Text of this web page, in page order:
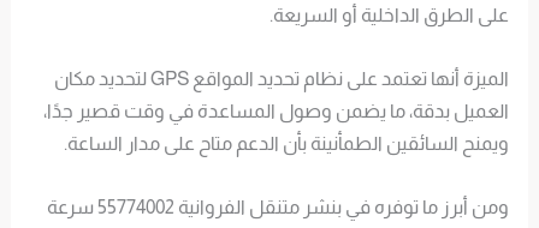
على الطرق الداخلية أو السريعة.
الميزة أنها تعتمد على نظام تحديد المواقع GPS لتحديد مكان
العميل بدقة، ما يضمن وصول المساعدة في وقت قصير جدًا،
ويمنح السائقين الطمأنينة بأن الدعم متاح على مدار الساعة.
ومن أبرز ما توفره في بنشر متنقل الفروانية 55774002 سرعة